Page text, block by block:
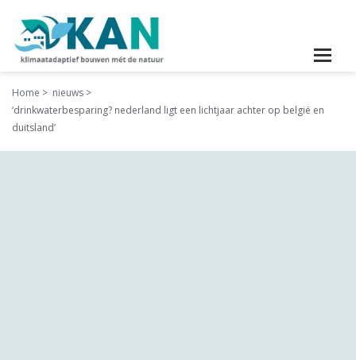
Home
nieuws
‘drinkwaterbesparing? nederland ligt een lichtjaar achter op belgië en
duitsland’